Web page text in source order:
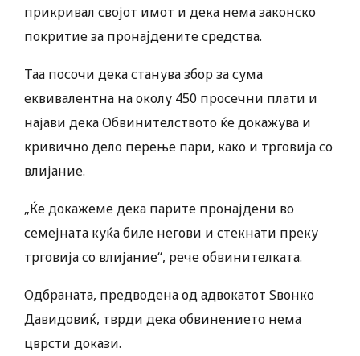
прикривал својот имот и дека нема законско
покритие за пронајдените средства.
Таа посочи дека станува збор за сума
еквивалентна на околу 450 просечни плати и
најави дека Обвинителството ќе докажува и
кривично дело перење пари, како и трговија со
влијание.
„Ќе докажеме дека парите пронајдени во
семејната куќа биле негови и стекнати преку
трговија со влијание“, рече обвинителката.
Одбраната, предводена од адвокатот Ѕвонко
Давидовиќ, тврди дека обвинението нема
цврсти докази.